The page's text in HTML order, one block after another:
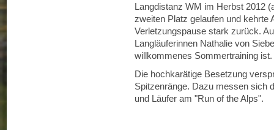
Langdistanz WM im Herbst 2012
zweiten Platz gelaufen und kehrte
Verletzungspause stark zurück.
Langläuferinnen Nathalie von
willkommenes Sommertraining ist.
Die hochkarätige Besetzung
Spitzenränge. Dazu messen sich
und Läufer am "Run of the Alps".